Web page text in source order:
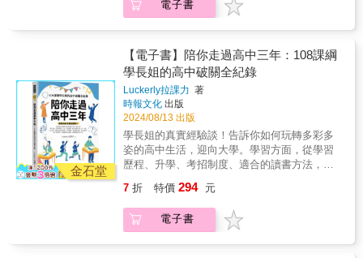
枯燥解題，只談戰略意義，幫你建立長遠的競
與實戰並重：提供具體行動思維，讓你的努力
不再只是盲目。
考：沒有退路 ◆ 公職／國考：錄取率極低 ◆
專業證照：海量資訊地獄 如果你比誰都努力，
卻依然—— ◆ 讀一整天仍記不住（輸入無效）
◆ 進度亂永遠讀不完（管理失當） ◆ 碰到考
卷，腦袋一片空白（提取失敗） 你需要的不是
更多時間，而是一套跑出成績的「學習架
構」。 工程邏輯 × 大腦科學3大關鍵技 STEP1
有效記憶：建立能隨時提取的「資料庫」，而
非背到麻木的暫存檔。 STEP2 得分效率：切
割學習節奏，善用零碎時間與睡前黃金時段。
STEP3 身心最佳化：用科學阻斷焦慮迴路，解
蹤、可累積的學習菜單，找到你的那一招，1年
內逆轉成績！ 〔專注力不足〕切換學習法、慣
性學習法…… 〔倦怠〕專注力強化法、睡眠管
理法…… 〔記不牢〕分組記憶法、插隊記憶
生活！從高一到高三，都適用閱讀的一本書。
完全以「學生」的角度出發。因此，賦能港科
技除了開發出自主學習工具Lucker App，有各
種自主學習活動的資訊可供查找，以及製作與
記錄學習歷程的功能；也成立了Luckerly拉課力
部落格，期許藉由經驗分享及傳承，幫助學生
適應高中教育的重大變革。本書作者是「新課
綱先鋒隊」的學長姐，是親身經歷108課綱第
一、二屆的學生，所以理解學生的困惑與迷
茫。此書精選Luckerly拉課力部落格中的文章，
並增添一些限定內容，依照時間順序，介紹高
制度，也會分享關於學習歷程製作、讀書方
法、升學準備等相關經驗。本書的發想與構
思，來自學長姐想要幫助學弟妹的熱心，實際
電子書
金石堂
【電子書】陪你走過高中三年：108課綱
學長姐的高中破關全紀錄
Luckerly拉課力 著
時報文化 出版
2024/08/13 出版
學長姐的真實經驗談！告訴你如何玩轉多彩多
姿的高中生活，迎向大學。學習方面，從學習
歷程、升學、考招制度、適合的讀書方法，無
理情緒、參加課外活動、交友及戀愛，除了好
好學習，也能過著身心健康，快樂舒適的學生
生活！從高一到高三，都適用閱讀的一本書。
7 折 特價 294 元
電子書